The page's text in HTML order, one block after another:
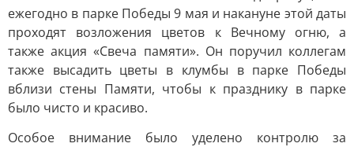
ежегодно в парке Победы 9 мая и накануне этой даты
проходят возложения цветов к Вечному огню, а
также акция «Свеча памяти». Он поручил коллегам
также высадить цветы в клумбы в парке Победы
вблизи стены Памяти, чтобы к празднику в парке
было чисто и красиво.
Особое внимание было уделено контролю за